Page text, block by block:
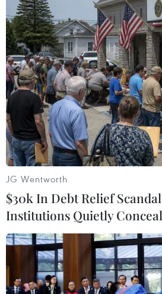
lửa cho đội tuyển Mỹ
Tổng thống Donald Trump trực
gọi điện chúc may mắn toàn
tuyển Mỹ, tiếp thêm tinh thần
hành trình chinh phục ngày hội
bóng đá lớn nhất hành tinh
trên sân nhà.
JG Wentworth
$30k In Debt Relief
Institutions Quietly Conceal